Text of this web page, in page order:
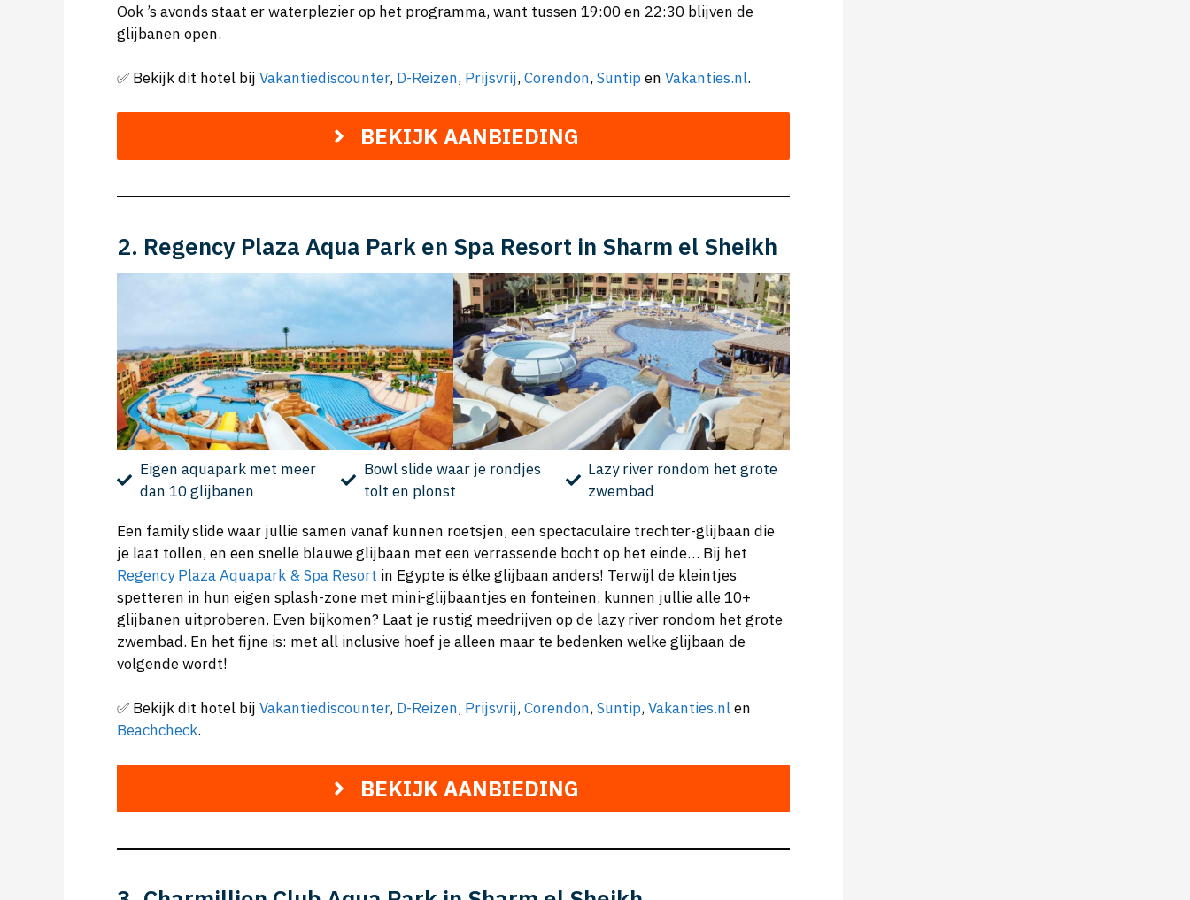
Ook ’s avonds staat er waterplezier op het programma, want tussen 19:00 en 22:30 blijven de
glijbanen open.
✅ Bekijk dit hotel bij Vakantiediscounter, D-Reizen, Prijsvrij,Corendon,Suntipen Vakanties.nl.
BEKIJK AANBIEDING
2. Regency Plaza Aqua Park en Spa Resort in Sharm el Sheikh
Eigen aquapark met meer
dan 10 glijbanen
Bowl slide waar je rondjes
tolt en plonst
Lazy river rondom het grote
zwembad
Een family slide waar jullie samen vanaf kunnen roetsjen, een spectaculaire trechter-glijbaan die
je laat tollen, en een snelle blauwe glijbaan met een verrassende bocht op het einde… Bij het
Regency Plaza Aquapark & Spa Resort in Egypte is élke glijbaan anders! Terwijl de kleintjes
spetteren in hun eigen splash-zone met mini-glijbaantjes en fonteinen, kunnen jullie alle 10+
glijbanen uitproberen. Even bijkomen? Laat je rustig meedrijven op de lazy river rondom het grote
zwembad. En het fijne is: met all inclusive hoef je alleen maar te bedenken welke glijbaan de
volgende wordt!
✅ Bekijk dit hotel bij Vakantiediscounter, D-Reizen, Prijsvrij,Corendon,Suntip,Vakanties.nlen
Beachcheck.
BEKIJK AANBIEDING